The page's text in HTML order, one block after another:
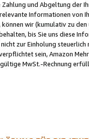
und Abgeltung der
Informationen von
wir (kumulativ zu
bis Sie uns diese
zur Einholung
sein, Amazon
MwSt.-Rechnung